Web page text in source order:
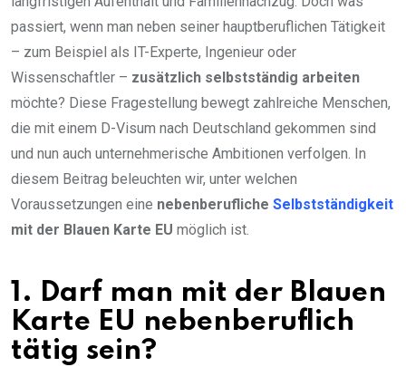
passiert, wenn man neben seiner hauptberuflichen Tätigkeit
– zum Beispiel als IT-Experte, Ingenieur oder
Wissenschaftler – zusätzlich selbstständig arbeiten
möchte? Diese Fragestellung bewegt zahlreiche Menschen,
die mit einem D-Visum nach Deutschland gekommen sind
und nun auch unternehmerische Ambitionen verfolgen. In
diesem Beitrag beleuchten wir, unter welchen
Voraussetzungen eine nebenberufliche Selbstständigkeit
mit der Blauen Karte EU möglich ist.
1. Darf man mit der Blauen
Karte EU nebenberuflich
tätig sein?